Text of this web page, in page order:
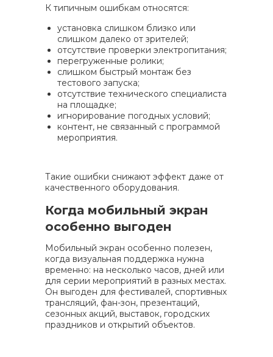
К типичным ошибкам относятся:
установка слишком близко или
слишком далеко от зрителей;
отсутствие проверки электропитания;
перегруженные ролики;
слишком быстрый монтаж без
тестового запуска;
отсутствие технического специалиста
на площадке;
игнорирование погодных условий;
контент, не связанный с программой
мероприятия.
Такие ошибки снижают эффект даже от
качественного оборудования.
Мобильный экран особенно полезен,
когда визуальная поддержка нужна
временно: на несколько часов, дней или
для серии мероприятий в разных местах.
Он выгоден для фестивалей, спортивных
трансляций, фан-зон, презентаций,
сезонных акций, выставок, городских
праздников и открытий объектов.
Когда мобильный экран
особенно выгоден